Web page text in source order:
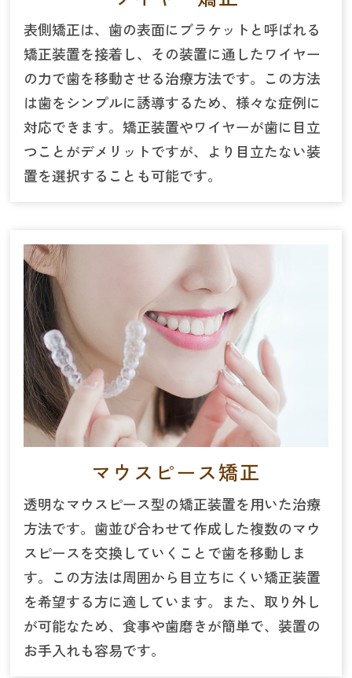
表側矯正は、歯の表面にブラケットと呼ばれる
矯正装置を接着し、その装置に通したワイヤー
の力で歯を移動させる治療方法です。この方法
は歯をシンプルに誘導するため、様々な症例に
対応できます。矯正装置やワイヤーが歯に目立
つことがデメリットですが、より目立たない装
置を選択することも可能です。
マウスピース矯正
透明なマウスピース型の矯正装置を用いた治療
方法です。歯並び合わせて作成した複数のマウ
スピースを交換していくことで歯を移動しま
す。この方法は周囲から目立ちにくい矯正装置
を希望する方に適しています。また、取り外し
が可能なため、食事や歯磨きが簡単で、装置の
お手入れも容易です。